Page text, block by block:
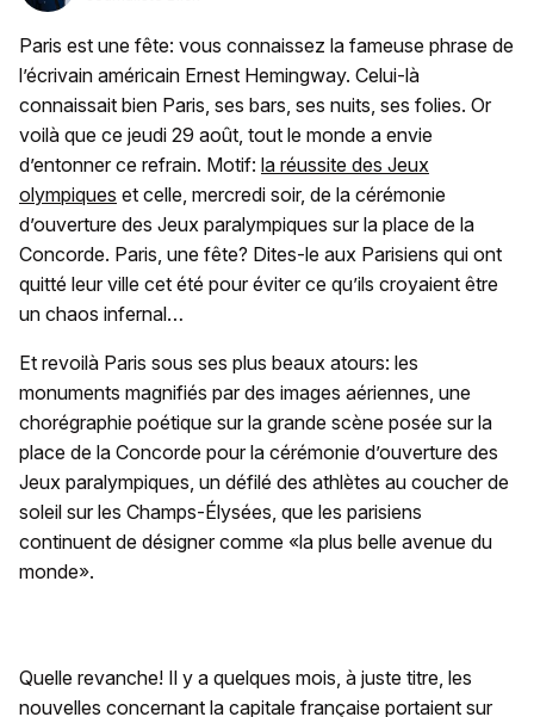
Paris est une fête: vous connaissez la fameuse phrase de
l’écrivain américain Ernest Hemingway. Celui-là
connaissait bien Paris, ses bars, ses nuits, ses folies. Or
voilà que ce jeudi 29 août, tout le monde a envie
d’entonner ce refrain. Motif: la réussite des Jeux
olympiques et celle, mercredi soir, de la cérémonie
d’ouverture des Jeux paralympiques sur la place de la
Concorde. Paris, une fête? Dites-le aux Parisiens qui ont
quitté leur ville cet été pour éviter ce qu’ils croyaient être
un chaos infernal…
Et revoilà Paris sous ses plus beaux atours: les
monuments magnifiés par des images aériennes, une
chorégraphie poétique sur la grande scène posée sur la
place de la Concorde pour la cérémonie d’ouverture des
Jeux paralympiques, un défilé des athlètes au coucher de
soleil sur les Champs-Élysées, que les parisiens
continuent de désigner comme «la plus belle avenue du
monde».
Quelle revanche! Il y a quelques mois, à juste titre, les
nouvelles concernant la capitale française portaient sur